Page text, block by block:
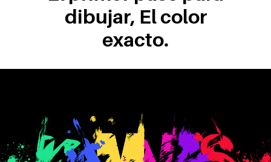
dibujar, El color
exacto.